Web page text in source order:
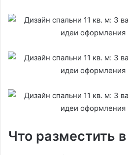
Что разместить